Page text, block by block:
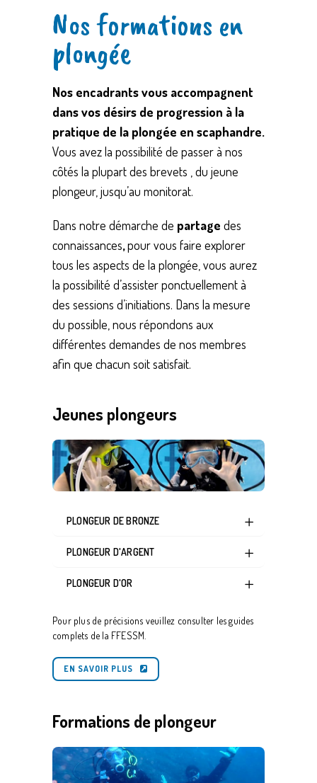
Nos formations en
plongée
Nos encadrants vous accompagnent
dans vos désirs de progression à la
pratique de la plongée en scaphandre.
Vous avez la possibilité de passer à nos
côtés la plupart des brevets , du jeune
plongeur, jusqu’au monitorat.
Dans notre démarche de partage des
connaissances,pour vous faire explorer
tous les aspects de la plongée, vous aurez
la possibilité d’assister ponctuellement à
des sessions d’initiations. Dans la mesure
du possible, nous répondons aux
différentes demandes de nos membres
afin que chacun soit satisfait.
Jeunes plongeurs
PLONGEUR DE BRONZE
PLONGEUR D'ARGENT
PLONGEUR D'OR
Pour plus de précisions veuillez consulter les guides
complets de la FFESSM.
EN SAVOIR PLUS
Formations de plongeur